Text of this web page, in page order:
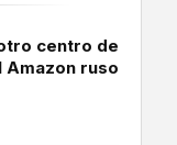
centro de
ruso